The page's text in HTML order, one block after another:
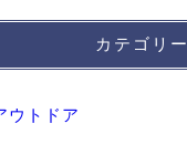
カテゴリー
ウトドア